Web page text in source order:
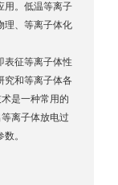
用。低温等离子
理、等离子体化
征等离子体性
究和等离子体各
是一种常用的
离子体放电过
。